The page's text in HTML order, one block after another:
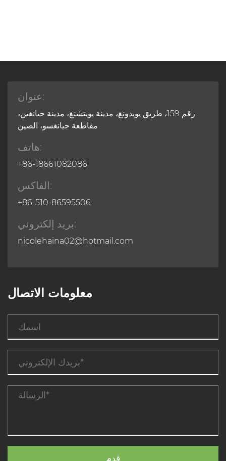
عنوان:
رقم 159، طريق يويدونغ، مدينة يويتشنغ، مدينة جيانغين،
مقاطعة جيانغسو، الصين
هاتف:
+86-18661082086
الفاكس:
+86-510-86595506
بريد إلكتروني:
nicolehaina02@hotmail.com
معلومات الاتصال